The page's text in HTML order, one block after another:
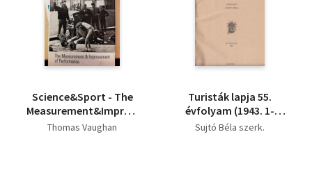
Science&Sport - The
Measurement&Improvement
of Performance
Thomas Vaughan
Turisták lapja 55.
évfolyam (1943. 1-
12.szám egybekötve)
Sujtó Béla szerk.